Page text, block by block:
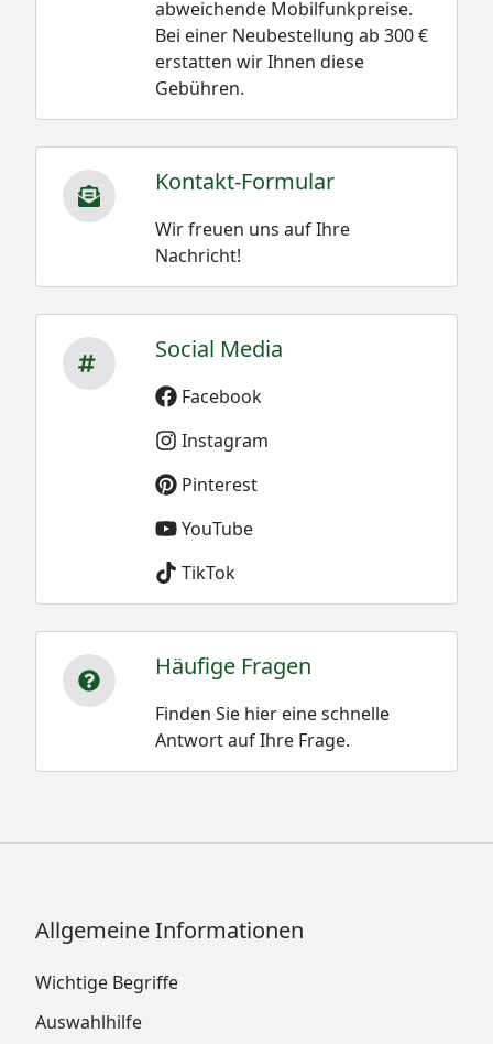
abweichende Mobilfunkpreise.
Bei einer Neubestellung ab 300 €
erstatten wir Ihnen diese
Gebühren.
Kontakt-Formular
Wir freuen uns auf Ihre
Nachricht!
Social Media
Facebook
Instagram
Pinterest
YouTube
TikTok
Häufige Fragen
Finden Sie hier eine schnelle
Antwort auf Ihre Frage.
Allgemeine Informationen
Wichtige Begriffe
Auswahlhilfe